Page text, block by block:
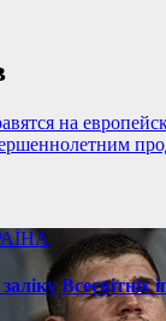
на
Всесвітніх